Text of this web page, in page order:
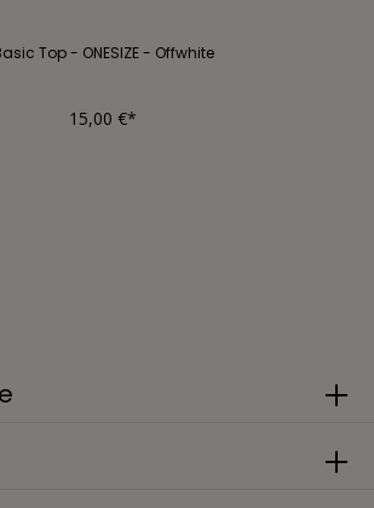
Top - ONESIZE - Offwhite
15,00 €*